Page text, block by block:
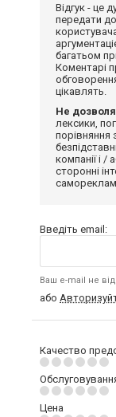
Відгук - це
передати
багатьом
Коментарі
цікавлять.
Не
лексики,
порівняння
компанії і /
сторонні
Введіть email:
Ваш e-mail не
або
Качество
Цена